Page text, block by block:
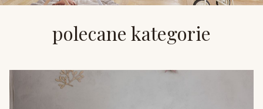
polecane kategorie